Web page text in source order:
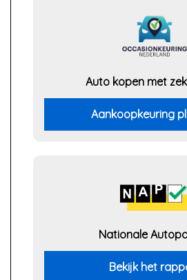
Auto kopen met
Aankoopkeuring
Nationale
Bekijk het